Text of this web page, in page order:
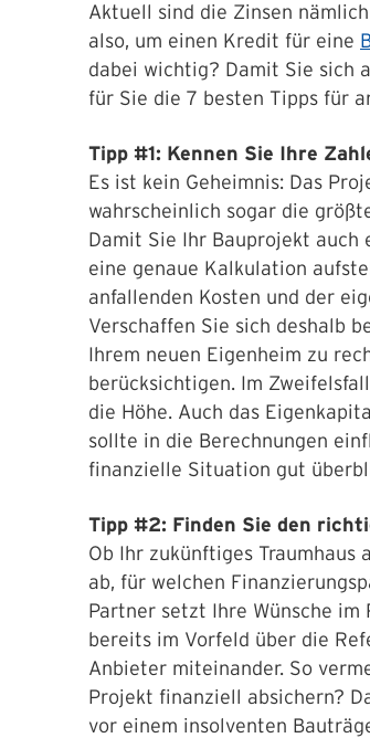
Aktuell sind die Zinsen
also, um einen Kredit für eine
dabei wichtig? Damit Sie sich
für Sie die 7 besten Tipps für
Tipp #1: Kennen Sie Ihre
Es ist kein Geheimnis: Das
wahrscheinlich sogar die
Damit Sie Ihr Bauprojekt auch
eine genaue Kalkulation
anfallenden Kosten und der
Verschaffen Sie sich deshalb
Ihrem neuen Eigenheim zu
berücksichtigen. Im
die Höhe. Auch das
sollte in die Berechnungen
finanzielle Situation gut
Tipp #2: Finden Sie den
Ob Ihr zukünftiges
ab, für welchen
Partner setzt Ihre Wünsche im
bereits im Vorfeld über die
Anbieter miteinander. So
Projekt finanziell absichern?
vor einem insolventen